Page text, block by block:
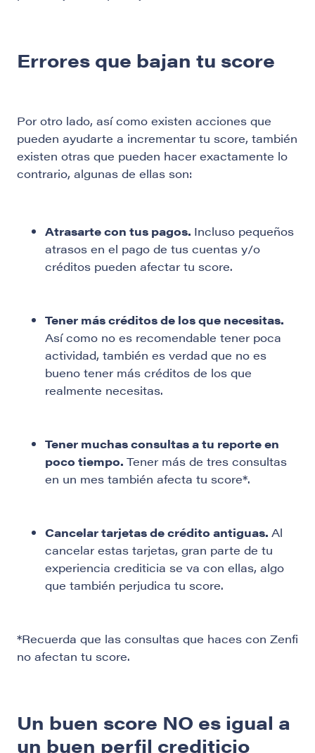
Errores que bajan tu score
Por otro lado, así como existen acciones que
pueden ayudarte a incrementar tu score, también
existen otras que pueden hacer exactamente lo
contrario, algunas de ellas son:
Atrasarte con tus pagos. Incluso pequeños
atrasos en el pago de tus cuentas y/o
créditos pueden afectar tu score.
Tener más créditos de los que necesitas.
Así como no es recomendable tener poca
actividad, también es verdad que no es
bueno tener más créditos de los que
realmente necesitas.
Tener muchas consultas a tu reporte en
poco tiempo. Tener más de tres consultas
en un mes también afecta tu score*.
Cancelar tarjetas de crédito antiguas. Al
cancelar estas tarjetas, gran parte de tu
experiencia crediticia se va con ellas, algo
que también perjudica tu score.
*Recuerda que las consultas que haces con Zenfi
no afectan tu score.
Un buen score NO es igual a
un buen perfil crediticio